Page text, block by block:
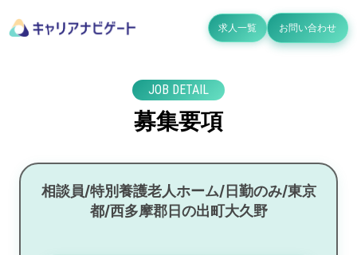
求人一覧 お問い合わせ
JOB DETAIL
募集要項
相談員/特別養護老人ホーム/日勤のみ/東京
都/西多摩郡日の出町大久野